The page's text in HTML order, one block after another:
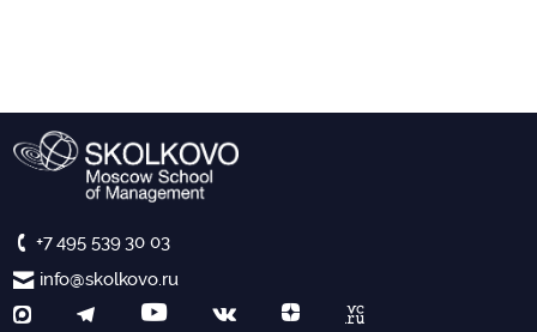
+7 495 539 30 03
info@skolkovo.ru